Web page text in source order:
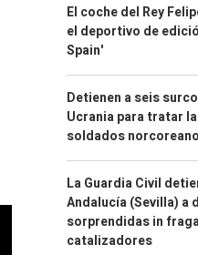
El coche del Rey
el deportivo de
Spain'
Detienen a seis
Ucrania para tratar
soldados
La Guardia Civil
Andalucía (Sevilla) a
sorprendidas in
catalizadores